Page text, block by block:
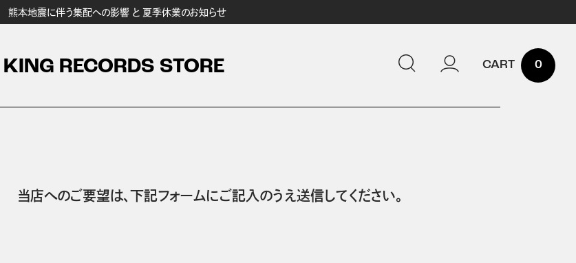
熊本地震に伴う集配への影響 と 夏季休業のお知らせ
KING RECORDS STORE 0
当店へのご要望は、 下記フォームにご記入のうえ送信してください。